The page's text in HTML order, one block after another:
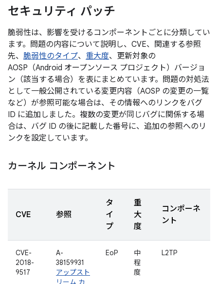
セキュリティ パッチ
脆弱性は、影響を受けるコンポーネントごとに分類してい
ます。問題の内容について説明し、CVE、関連する参照
先、 脆弱性のタイプ、 重大度、更新対象の
AOSP（Android オープンソース プロジェクト）バージョ
ン（該当する場合）を表にまとめています。問題の対処法
として一般公開されている変更内容（AOSP の変更の一覧
など）が参照可能な場合は、その情報へのリンクをバグ
ID に追加しました。複数の変更が同じバグに関係する場
合は、バグ ID の後に記載した番号に、追加の参照へのリ
ンクを設定しています。
カーネル コンポーネント
CVE 参照
タ
イ
プ
重
大
度
コンポーネ
ント
CVE-
2018-
9517
A-
38159931
アップスト
リーム カ
EoP
中
程
度
L2TP